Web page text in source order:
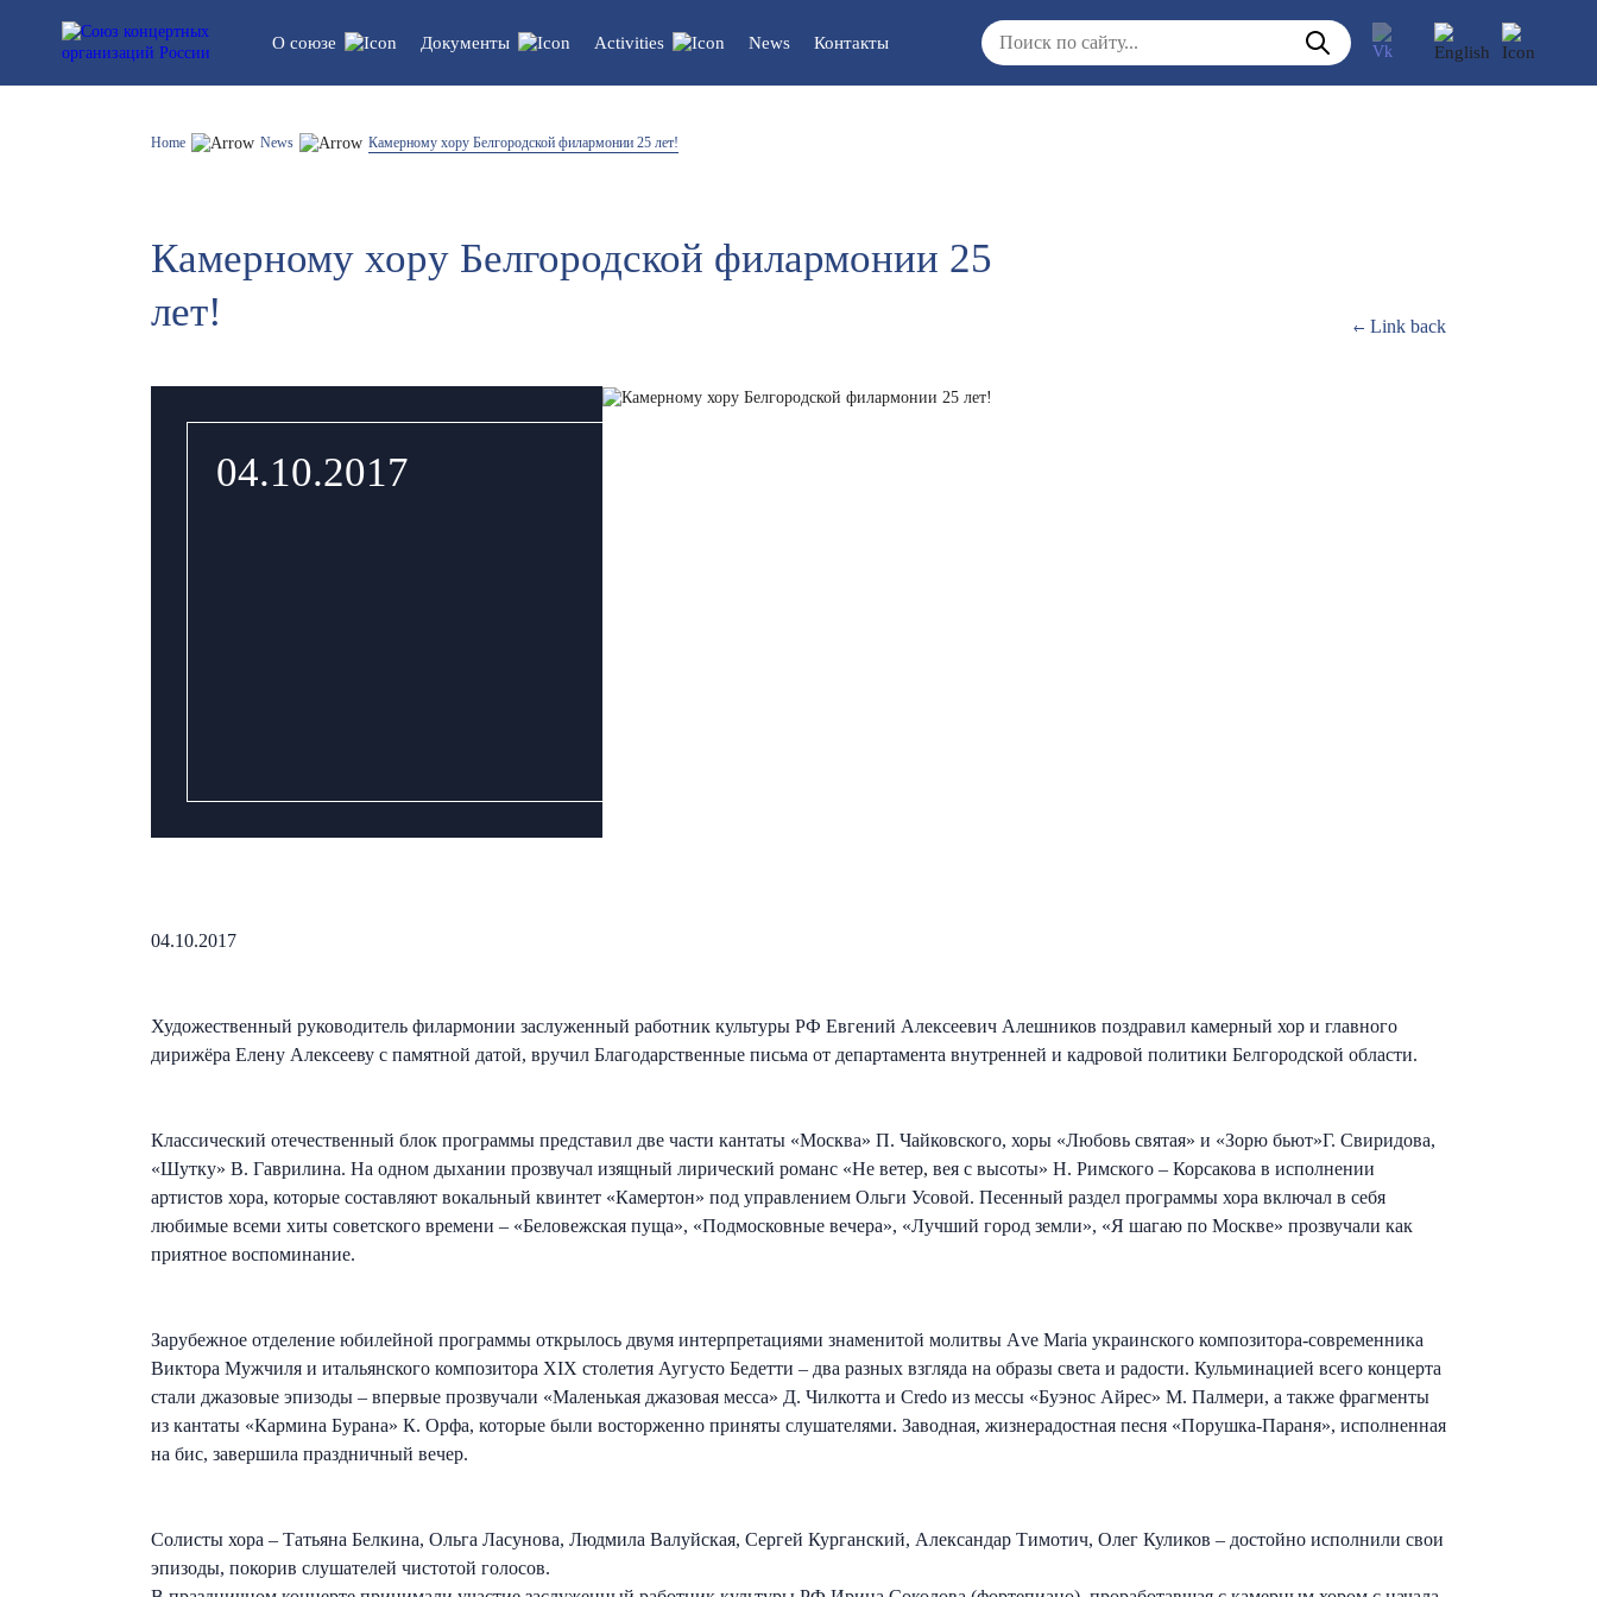
О союзе
Устав союза
List of participants
Документы
Legal documents/updates
Activities
Vacancies
News Контакты
Home News Камерному хору Белгородской филармонии 25 лет!
Камерному хору Белгородской филармонии 25
лет!
Link back
04.10.2017
04.10.2017
Художественный руководитель филармонии заслуженный работник культуры РФ Евгений Алексеевич Алешников поздравил камерный хор и главного
дирижёра Елену Алексееву с памятной датой, вручил Благодарственные письма от департамента внутренней и кадровой политики Белгородской области.
Классический отечественный блок программы представил две части кантаты «Москва» П. Чайковского, хоры «Любовь святая» и «Зорю бьют»Г. Свиридова,
«Шутку» В. Гаврилина. На одном дыхании прозвучал изящный лирический романс «Не ветер, вея с высоты» Н. Римского – Корсакова в исполнении
артистов хора, которые составляют вокальный квинтет «Камертон» под управлением Ольги Усовой. Песенный раздел программы хора включал в себя
любимые всеми хиты советского времени – «Беловежская пуща», «Подмосковные вечера», «Лучший город земли», «Я шагаю по Москве» прозвучали как
приятное воспоминание.
Зарубежное отделение юбилейной программы открылось двумя интерпретациями знаменитой молитвы Аve Maria украинского композитора-современника
Виктора Мужчиля и итальянского композитора ХIХ столетия Аугусто Бедетти – два разных взгляда на образы света и радости. Кульминацией всего концерта
стали джазовые эпизоды – впервые прозвучали «Маленькая джазовая месса» Д. Чилкотта и Credo из мессы «Буэнос Айрес» М. Палмери, а также фрагменты
из кантаты «Кармина Бурана» К. Орфа, которые были восторженно приняты слушателями. Заводная, жизнерадостная песня «Порушка-Параня», исполненная
на бис, завершила праздничный вечер.
Солисты хора – Татьяна Белкина, Ольга Ласунова, Людмила Валуйская, Сергей Курганский, Александар Тимотич, Олег Куликов – достойно исполнили свои
эпизоды, покорив слушателей чистотой голосов.